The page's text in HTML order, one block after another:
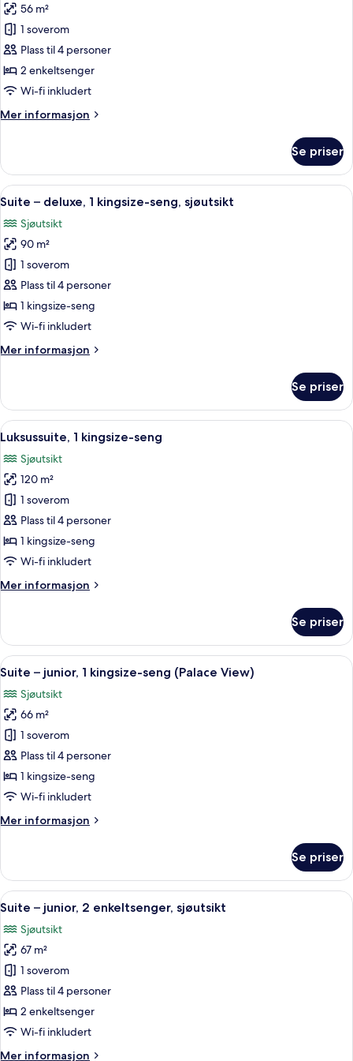
av
Rom
–
deluxe,
2
(Palace
56 m²
1 soverom
Plass til 4 personer
2 enkeltsenger
Wi-fi inkludert
Mer informasjon
Mer
–
deluxe,
2
(Palace
View)
Se priser
Åpne
alle
bildene
av
Suite
–
deluxe,
1
seng,
Suite – deluxe, 1 kingsize-seng,
10
Suite – deluxe, 1 kingsize-seng, sjøutsikt
Sjøutsikt
90 m²
1 soverom
Plass til 4 personer
1 kingsize-seng
Wi-fi inkludert
Mer informasjon
Mer
–
deluxe,
1
seng,
sjøutsikt
Se priser
Åpne
alle
bildene
av
Luksussuite,
1
kingsize-
seng
Luksussuite, 1 kingsize-seng |
7
Luksussuite, 1 kingsize-seng
Sjøutsikt
120 m²
1 soverom
Plass til 4 personer
1 kingsize-seng
Wi-fi inkludert
Mer informasjon
Mer
1
kingsize-
seng
Se priser
Åpne
alle
bildene
av
Suite
–
junior,
1
seng
Allergitestet sengetøy, dundyner,
6
Suite – junior, 1 kingsize-seng (Palace View)
Sjøutsikt
66 m²
1 soverom
Plass til 4 personer
1 kingsize-seng
Wi-fi inkludert
Mer informasjon
Mer
–
junior,
1
kingsize-
seng
(Palace
View)
Se priser
Åpne
alle
bildene
av
Suite
–
junior,
2
Suite – junior, 2 enkeltsenger,
7
Suite – junior, 2 enkeltsenger, sjøutsikt
Sjøutsikt
67 m²
1 soverom
Plass til 4 personer
2 enkeltsenger
Wi-fi inkludert
Mer informasjon
Mer